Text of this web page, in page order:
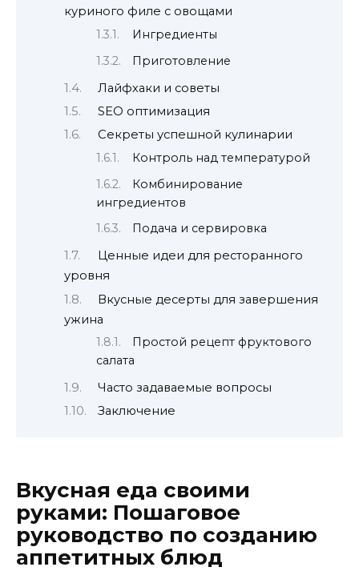
куриного филе с овощами
Ингредиенты
Приготовление
Лайфхаки и советы
SEO оптимизация
Секреты успешной кулинарии
Контроль над температурой
Комбинирование
ингредиентов
Подача и сервировка
Ценные идеи для ресторанного
уровня
Вкусные десерты для завершения
ужина
Простой рецепт фруктового
салата
Часто задаваемые вопросы
Заключение
Вкусная еда своими
руками: Пошаговое
руководство по созданию
аппетитных блюд